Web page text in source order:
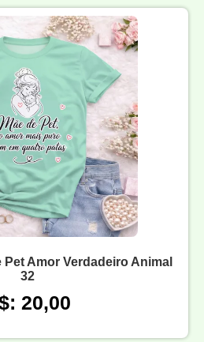
Pet Amor Verdadeiro Animal
32
20,00